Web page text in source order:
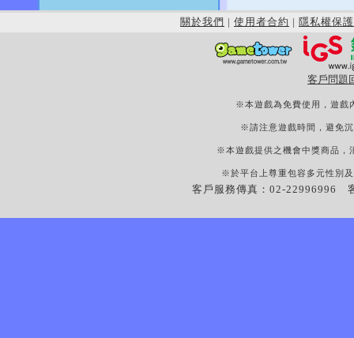
關於我們 | 使用者合約 | 隱私權保護
客戶問題
※本遊戲為免費使用，遊戲
※請注意遊戲時間，避免
※本遊戲提供之機會中獎商品，
※於平台上尊重包容多元性別
客戶服務傳真：02-22996996